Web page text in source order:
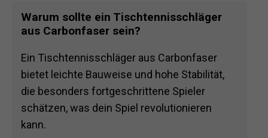
Warum sollte ein Tischtennisschläger
aus Carbonfaser sein?
Ein Tischtennisschläger aus Carbonfaser
bietet leichte Bauweise und hohe Stabilität,
die besonders fortgeschrittene Spieler
schätzen, was dein Spiel revolutionieren
kann.